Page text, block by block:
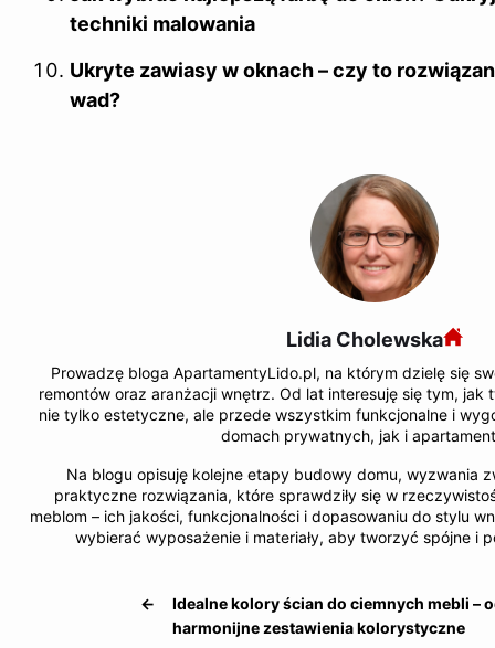
techniki malowania
Ukryte zawiasy w oknach – czy to
wad?
Lidia Cholewska
Prowadzę bloga ApartamentyLido.pl, na którym dzielę się
remontów oraz aranżacji wnętrz. Od lat interesuję się tym,
nie tylko estetyczne, ale przede wszystkim funkcjonalne i
domach prywatnych, jak i
Na blogu opisuję kolejne etapy budowy domu, wyzwania
praktyczne rozwiązania, które sprawdziły się w
meblom – ich jakości, funkcjonalności i dopasowaniu do stylu
wybierać wyposażenie i materiały, aby tworzyć spójne i
←
Idealne kolory ścian do ciemnych mebli –
harmonijne zestawienia kolorystyczne